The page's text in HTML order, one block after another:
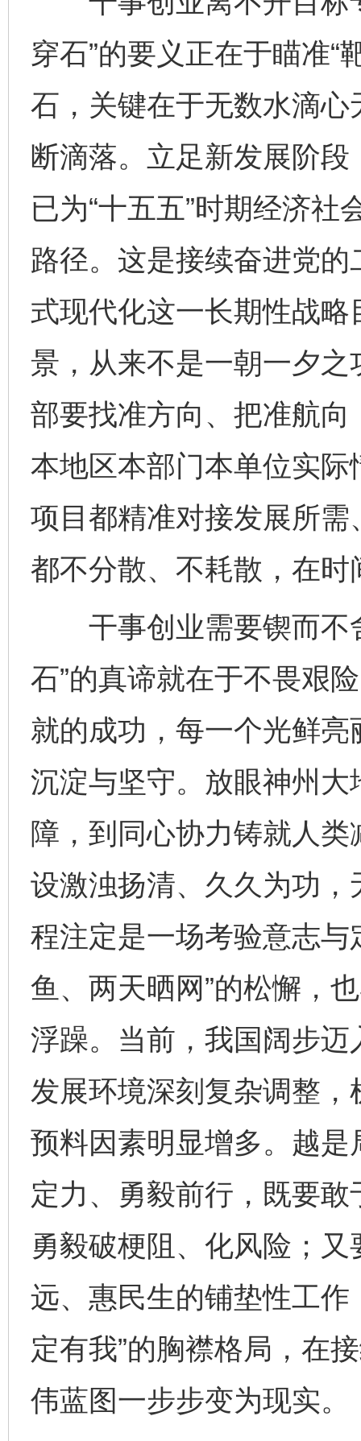
穿石”的要义正在于瞄准“
石，关键在于无数水滴
断滴落。立足新发展阶
已为“十五五”时期经济
路径。这是接续奋进党
式现代化这一长期性战
景，从来不是一朝一夕
部要找准方向、把准航
本地区本部门本单位实
项目都精准对接发展所
都不分散、不耗散，在
干事创业需要锲而不
石”的真谛就在于不畏艰
就的成功，每一个光鲜
沉淀与坚守。放眼神州
障，到同心协力铸就人
设激浊扬清、久久为功
程注定是一场考验意志与
鱼、两天晒网”的松懈，
浮躁。当前，我国阔步迈
发展环境深刻复杂调整
预料因素明显增多。越
定力、勇毅前行，既要
勇毅破梗阻、化风险；
远、惠民生的铺垫性工作
定有我”的胸襟格局，在
伟蓝图一步步变为现实。